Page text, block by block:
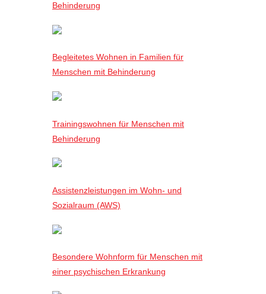
Behinderung
Begleitetes Wohnen in Familien für
Menschen mit Behinderung
Trainingswohnen für Menschen mit
Behinderung
Assistenzleistungen im Wohn- und
Sozialraum (AWS)
Besondere Wohnform für Menschen mit
einer psychischen Erkrankung